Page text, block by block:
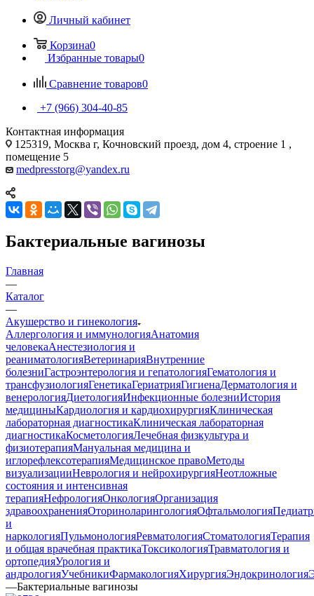
Личный кабинет
Корзина0
Избранные товары0
Сравнение товаров0
+7 (966) 304-40-85
Контактная информация
125319, Москва г, Кочновский проезд, дом 4, строение 1 ,
помещение 5
medpresstorg@yandex.ru
Бактериальные вагинозы
Главная
—
Каталог
—
Акушерство и гинекология
Аллергология и иммунологияАнатомия
человекаАнестезиология и
реаниматологияВетеринарияВнутренние
болезниГастроэнтерология и гепатологияГематология и
трансфузиологияГенетикаГериатрияГигиенаДерматология и
венерологияДиетологияИнфекционные болезниИстория
медициныКардиология и кардиохирургияКлиническая
лабораторная диагностикаКлиническая лабораторная
диагностикаКосметологияЛечебная физкультура и
физиотерапияМануальная медицина и
иглорефлексотерапияМедицинское правоМетоды
визуализацииНеврология и нейрохирургияНеотложные
состояния и интенсивная
терапияНефрологияОнкологияОрганизация
здравоохраненияОториноларингологияОфтальмология
и
наркологияПульмонологияРевматологияСтоматологияТерапия
и общая врачебная практикаТоксикологияТравматология и
ортопедияУрология и
андрологияУчебникиФармакологияХирургияЭндокринология
—Бактериальные вагинозы